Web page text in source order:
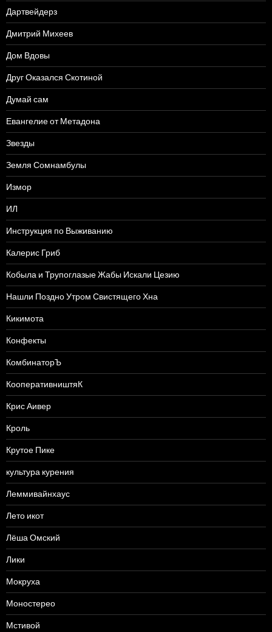
Дартвейдерз
Дмитрий Михеев
Дом Вдовы
Друг Оказался Скотиной
Думай сам
Евангелие от Метадона
Звезды
Земля Сомнамбулы
Измор
ИЛ
Инструкция по Выживанию
Калерис Гриб
Кобыла и Трупоглазые Жабы Искали Цезию
Нашли Поздно Утром Свистящего Хна
Кикимота
Конфекты
КомбинаторЪ
КооперативништяК
Крис Аивер
Кроль
Крутое Пике
культура курения
Леммивайнхаус
Лето икот
Лёша Омский
Лики
Мокруха
Моностерео
Мстивой